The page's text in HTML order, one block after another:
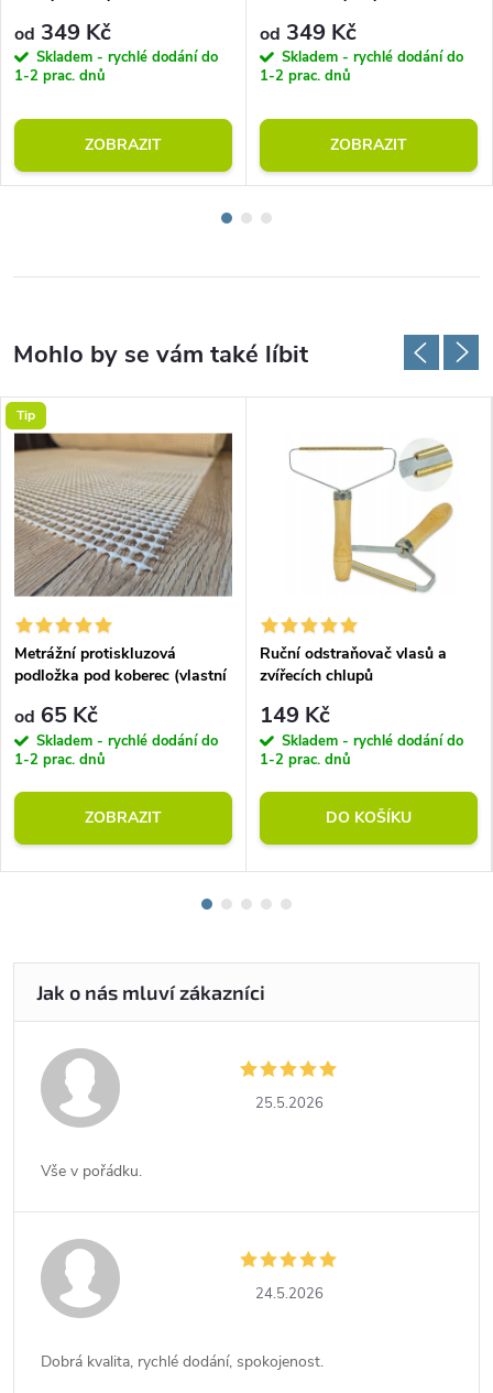
od 349 Kč
Skladem - rychlé dodání do
1-2 prac. dnů
ZOBRAZIT
od 349 Kč
Skladem - rychlé dodání do
1-2 prac. dnů
ZOBRAZIT
Tip
Metrážní protiskluzová
podložka pod koberec (vlastní
od 65 Kč
Skladem - rychlé dodání do
1-2 prac. dnů
ZOBRAZIT
Ruční odstraňovač vlasů a
zvířecích chlupů
149 Kč
Skladem - rychlé dodání do
1-2 prac. dnů
DO KOŠÍKU
25.5.2026
Vše v pořádku.
24.5.2026
Dobrá kvalita, rychlé dodání, spokojenost.